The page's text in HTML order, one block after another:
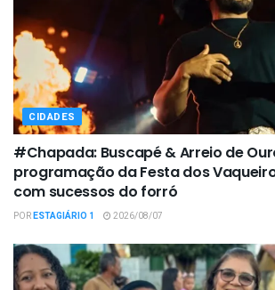
CIDADES
#Chapada: Buscapé & Arreio de
programação da Festa dos
com sucessos do forró
PORESTAGIÁRIO 1 2026/08/07